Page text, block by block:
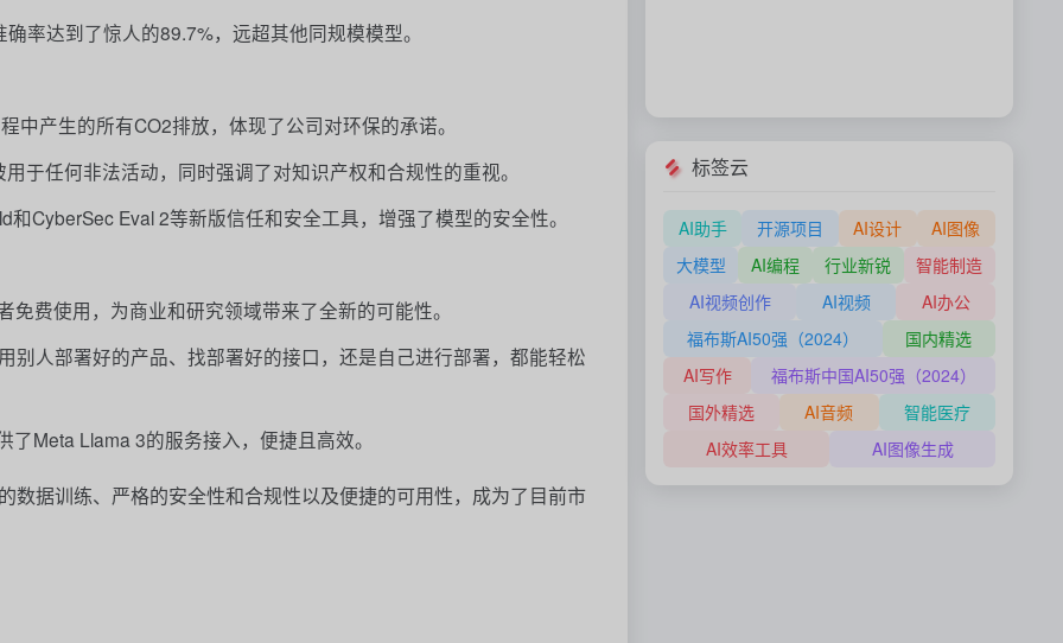
率达到了惊人的89.7%，远超其他同规模模型。
中产生的所有CO2排放，体现了公司对环保的承诺。
于任何非法活动，同时强调了对知识产权和合规性的重视。
CyberSec Eval 2等新版信任和安全工具，增强了模型的安全性。
费使用，为商业和研究领域带来了全新的可能性。
别人部署好的产品、找部署好的接口，还是自己进行部署，都能轻松
Meta Llama 3的服务接入，便捷且高效。
数据训练、严格的安全性和合规性以及便捷的可用性，成为了目前市
标签云
AI助手 开源项目 AI设计
AI图像
大模型
AI编程 行业新锐
智能制造
AI视频创作
AI视频
AI办公
福布斯AI50强（2024）
国内精选
AI写作
福布斯中国AI50强（2024）
国外精选
AI音频
智能医疗
AI效率工具
AI图像生成